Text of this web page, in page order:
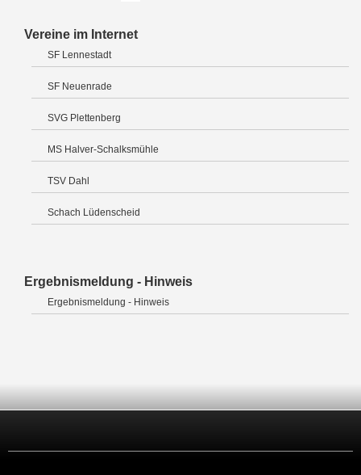
Vereine im Internet
SF Lennestadt
SF Neuenrade
SVG Plettenberg
MS Halver-Schalksmühle
TSV Dahl
Schach Lüdenscheid
Ergebnismeldung - Hinweis
Ergebnismeldung - Hinweis